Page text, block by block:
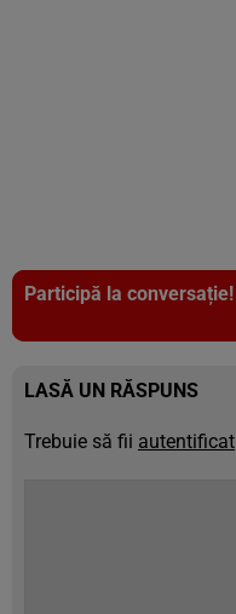
Participă la conversație!
LASĂ UN RĂSPUNS
Trebuie să fii autentificat